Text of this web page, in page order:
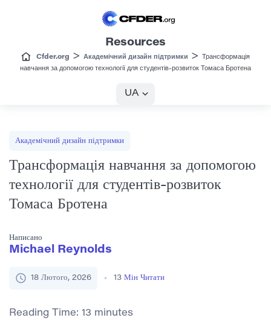
Resources
Cfder.org > Академічний дизайн підтримки >
Трансформація
навчання за допомогою технології для студентів-розвиток Томаса Бротена
UA
Академічний дизайн підтримки
Трансформація навчання за допомогою
технології для студентів-розвиток
Томаса Бротена
Написано
Michael Reynolds
18 Лютого, 2026 13 Мін Читати
Reading Time: 13 minutes